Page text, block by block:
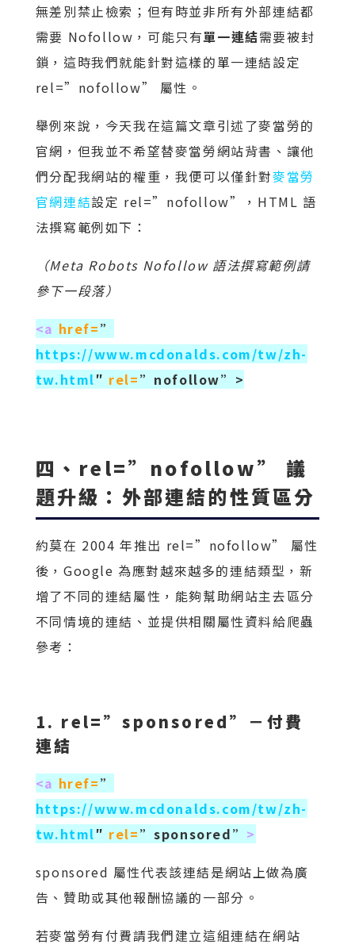
無差別禁止檢索；但有時並非所有外部連結都
需要 Nofollow，可能只有單一連結需要被封
鎖，這時我們就能針對這樣的單一連結設定
rel=”nofollow” 屬性。
舉例來說，今天我在這篇文章引述了麥當勞的
官網，但我並不希望替麥當勞網站背書、讓他
們分配我網站的權重，我便可以僅針對麥當勞
官網連結設定 rel=”nofollow”，HTML 語
法撰寫範例如下：
（Meta Robots Nofollow 語法撰寫範例請
參下一段落）
<a href=”
https://www.mcdonalds.com/tw/zh-
tw.html″ rel=”nofollow” >
四、rel=”nofollow” 議
題升級：外部連結的性質區分
約莫在 2004 年推出 rel=”nofollow” 屬性
後，Google 為應對越來越多的連結類型，新
增了不同的連結屬性，能夠幫助網站主去區分
不同情境的連結、並提供相關屬性資料給爬蟲
參考：
1. rel=”sponsored”－付費
連結
<a href=”
https://www.mcdonalds.com/tw/zh-
tw.html″ rel=”sponsored” >
sponsored 屬性代表該連結是網站上做為廣
告、贊助或其他報酬協議的一部分。
若麥當勞有付費請我們建立這組連結在網站